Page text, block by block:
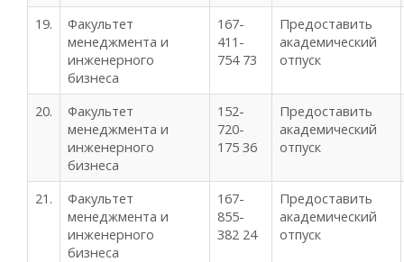
19.
Факультет
менеджмента и
инженерного
бизнеса
167-
411-
754 73
Предоставить
академический
отпуск
20.
Факультет
менеджмента и
инженерного
бизнеса
152-
720-
175 36
Предоставить
академический
отпуск
21.
Факультет
менеджмента и
инженерного
бизнеса
167-
855-
382 24
Предоставить
академический
отпуск